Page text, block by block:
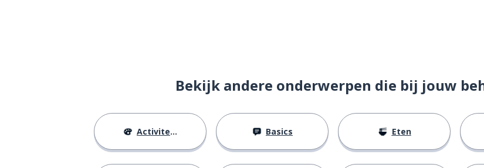
Bekijk andere onderwerpen die bij jouw
Activiteiten Basics Eten